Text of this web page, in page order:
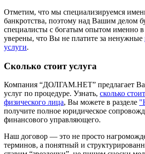
Отметим, что мы специализируемся
банкротства, поэтому над Вашим делом
специалисты с богатым опытом именно в
уверены, что Вы не платите за ненужные
услуги.
Сколько стоит услуга
Компания “ДОЛГАМ.НЕТ” предлагает
услуг по процедуре. Узнать, сколько
физического лица, Вы можете в разделе
получите полное юридическое
финансового управляющего.
Наш договор — это не просто
терминов, а понятный и